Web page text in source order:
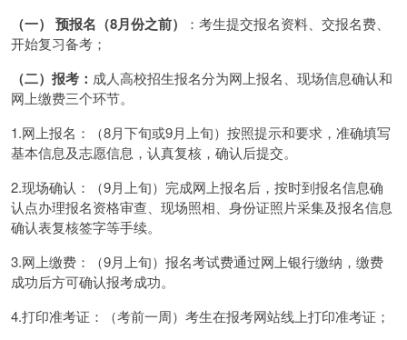
（一） 预报名（8月份之前）
：考生提交报名资料、交报名费、
开始复习备考；
（二）报考： 成人高校招生报名分为网上报名、现场信息确认和
网上缴费三个环节。
1.网上报名：（8月下旬或9月上旬）按照提示和要求，准确填写
基本信息及志愿信息，认真复核，确认后提交。
2.现场确认：（9月上旬）完成网上报名后，按时到报名信息确
认点办理报名资格审查、现场照相、身份证照片采集及报名信息
确认表复核签字等手续。
3.网上缴费：（9月上旬）报名考试费通过网上银行缴纳，缴费
成功后方可确认报考成功。
4.打印准考证：（考前一周）考生在报考网站线上打印准考证；